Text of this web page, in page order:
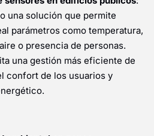
una solución que permite
parámetros como temperatura,
o presencia de personas.
una gestión más eficiente de
confort de los usuarios y